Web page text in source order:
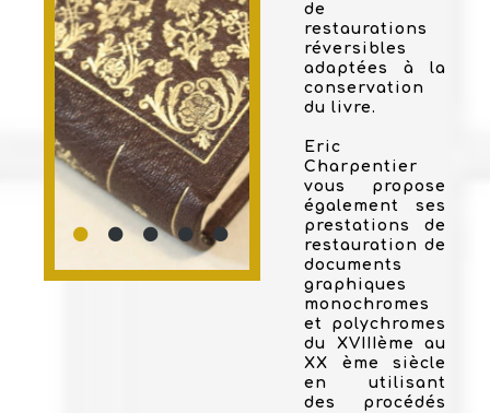
de
restaurations
réversibles
adaptées à la
conservation
du livre.
Eric
Charpentier
vous propose
également ses
prestations de
restauration de
documents
graphiques
monochromes
et polychromes
du XVIIIème au
XX ème siècle
en utilisant
des procédés